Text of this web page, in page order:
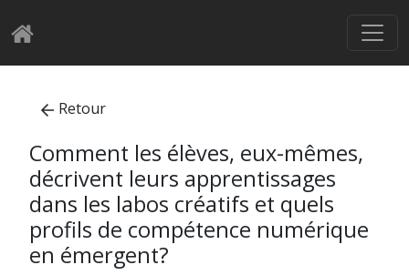
Retour
Comment les élèves, eux-mêmes,
décrivent leurs apprentissages
dans les labos créatifs et quels
profils de compétence numérique
en émergent?